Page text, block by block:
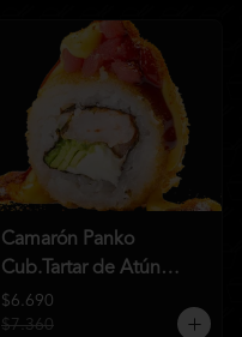
Camarón Panko
Cub.Tartar de Atún
(HR07)
$6.690
$7.360